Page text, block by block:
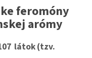
feromóny
arómy
látok (tzv.